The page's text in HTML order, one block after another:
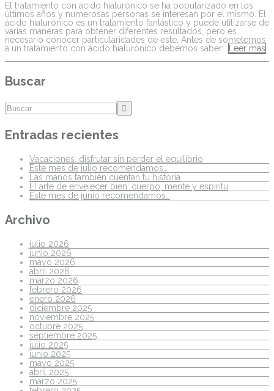
El tratamiento con ácido hialurónico se ha popularizado en los
últimos años y numerosas personas se interesan por el mismo. El
ácido hialurónico es un tratamiento fantástico y puede utilizarse de
varias maneras para obtener diferentes resultados, pero es
necesario conocer particularidades de este. Antes de someternos
a un tratamiento con ácido hialurónico debemos saber:… Leer más
Buscar
Entradas recientes
Vacaciones, disfrutar sin perder el equilibrio
Este mes de julio recomendamos…
Las manos también cuentan tu historia
El arte de envejecer bien: cuerpo, mente y espíritu
Este mes de junio recomendamos…
Archivo
julio 2026
junio 2026
mayo 2026
abril 2026
marzo 2026
febrero 2026
enero 2026
diciembre 2025
noviembre 2025
octubre 2025
septiembre 2025
julio 2025
junio 2025
mayo 2025
abril 2025
marzo 2025